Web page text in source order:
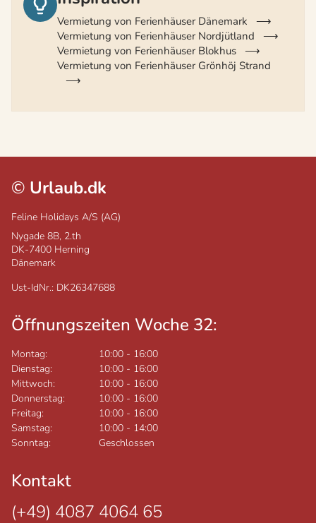
Vermietung von Ferienhäuser Dänemark
Vermietung von Ferienhäuser Nordjütland
Vermietung von Ferienhäuser Blokhus
Vermietung von Ferienhäuser Grönhöj Strand
© Urlaub.dk
Feline Holidays A/S (AG)
Nygade 8B, 2.th
DK-7400 Herning
Dänemark
Ust-IdNr.: DK26347688
Öffnungszeiten Woche 32:
Montag: 10:00 - 16:00
Dienstag:
10:00 - 16:00
Mittwoch:
10:00 - 16:00
Donnerstag:
10:00 - 16:00
Freitag:
10:00 - 16:00
Samstag:
10:00 - 14:00
Sonntag:
Geschlossen
Kontakt
(+49) 4087 4064 65